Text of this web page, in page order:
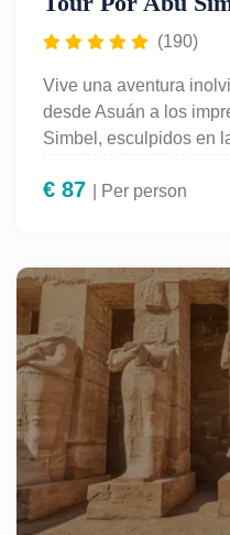
(190)
Vive una aventura
desde Asuán a los
Simbel, esculpidos en
del Antiguo Egipto,
guía profesional en
recorrido cultural lleno
paisajes del desierto
imprescindible para
€ 87 | Per person